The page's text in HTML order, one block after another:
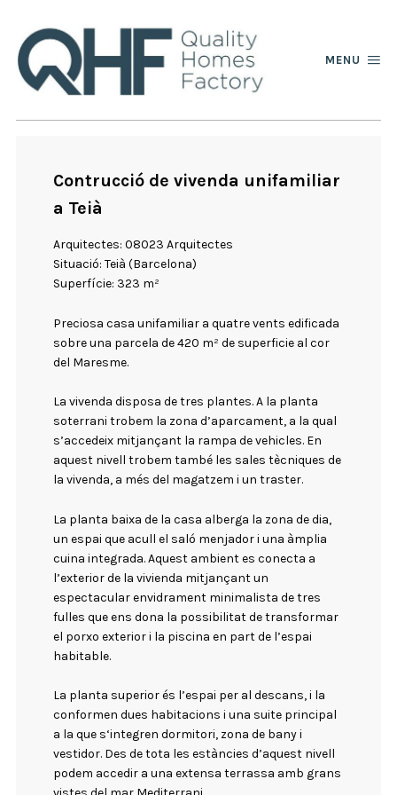
MENU
Contrucció de vivenda unifamiliar
a Teià
Arquitectes: 08023 Arquitectes
Situació: Teià (Barcelona)
Superfície: 323 m²
Preciosa casa unifamiliar a quatre vents edificada
sobre una parcela de 420 m² de superficie al cor
del Maresme.
La vivenda disposa de tres plantes. A la planta
soterrani trobem la zona d’aparcament, a la qual
s’accedeix mitjançant la rampa de vehicles. En
aquest nivell trobem també les sales tècniques de
la vivenda, a més del magatzem i un traster.
La planta baixa de la casa alberga la zona de dia,
un espai que acull el saló menjador i una àmplia
cuina integrada. Aquest ambient es conecta a
l’exterior de la vivienda mitjançant un
espectacular envidrament minimalista de tres
fulles que ens dona la possibilitat de transformar
el porxo exterior i la piscina en part de l’espai
habitable.
La planta superior és l’espai per al descans, i la
conformen dues habitacions i una suite principal
a la que s‘integren dormitori, zona de bany i
vestidor. Des de tota les estàncies d’aquest nivell
podem accedir a una extensa terrassa amb grans